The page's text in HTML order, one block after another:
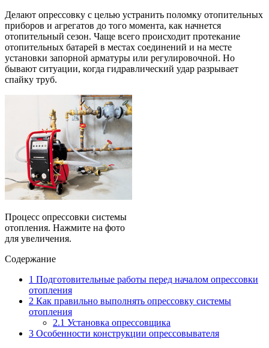
Делают опрессовку с целью устранить поломку отопительных
приборов и агрегатов до того момента, как начнется
отопительный сезон. Чаще всего происходит протекание
отопительных батарей в местах соединений и на месте
установки запорной арматуры или регулировочной. Но
бывают ситуации, когда гидравлический удар разрывает
спайку труб.
Процесс опрессовки системы
отопления. Нажмите на фото
для увеличения.
Содержание
1 Подготовительные работы перед началом опрессовки
отопления
2 Как правильно выполнять опрессовку системы
отопления
2.1 Установка опрессовщика
3 Особенности конструкции опрессовывателя